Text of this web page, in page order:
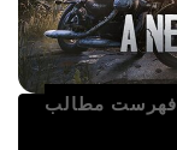
فهرست مطالب